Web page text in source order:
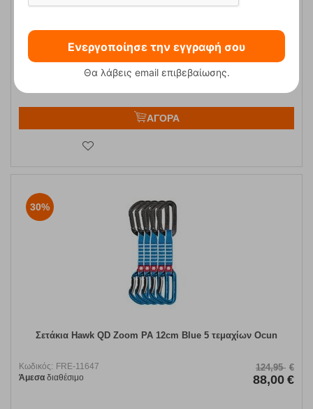
O-Sling Eco-Pes 16mm 120cm Ιμάντας Αναρρίχησης Ocun
FRE-17849
διαθέσιμο
ΑΓΟΡΑ
30%
Σετάκια Hawk QD Zoom PA 12cm Blue 5 τεμαχίων Ocun
Κωδικός: FRE-11647
Άμεσα διαθέσιμο
124,95 €
88,00 €
Ενεργοποίησε την εγγραφή σου
Θα λάβεις email επιβεβαίωσης.